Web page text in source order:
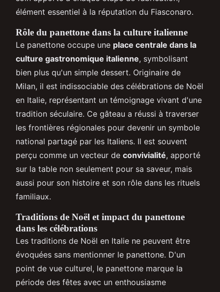
élément essentiel à la réputation du Fiasconaro.
Rôle du panettone dans la culture italienne
Le panettone occupe une place centrale dans la
culture gastronomique italienne, symbolisant
bien plus qu'un simple dessert. Originaire de
Milan, il est indissociable des célébrations de Noël
en Italie, représentant un témoignage vivant d'une
tradition séculaire. Ce gâteau a réussi à traverser
les frontières régionales pour devenir un symbole
national partagé par les Italiens. Il est souvent
perçu comme un vecteur de convivialité, apporté
sur la table non seulement pour sa saveur, mais
aussi pour son histoire et son rôle dans les rituels
familiaux.
Traditions de Noël et impact du panettone
dans les célébrations
Les traditions de Noël en Italie ne peuvent être
évoquées sans mentionner le panettone. D'un
point de vue culturel, le panettone marque la
période des fêtes avec un enthousiasme